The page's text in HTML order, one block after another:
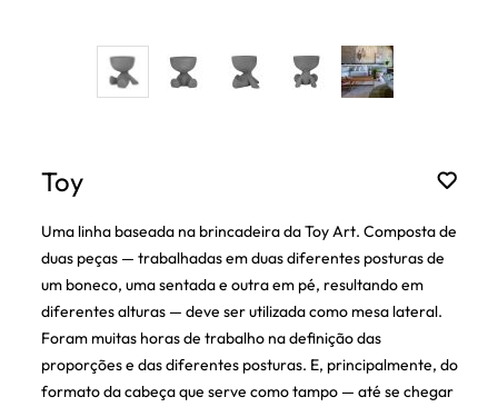
Toy
Uma linha baseada na brincadeira da Toy Art. Composta de
duas peças — trabalhadas em duas diferentes posturas de
um boneco, uma sentada e outra em pé, resultando em
diferentes alturas — deve ser utilizada como mesa lateral.
Foram muitas horas de trabalho na definição das
proporções e das diferentes posturas. E, principalmente, do
formato da cabeça que serve como tampo — até se chegar